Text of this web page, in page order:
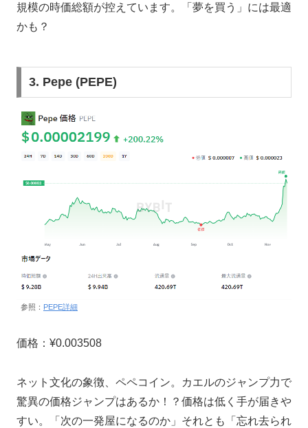
規模の時価総額が控えています。「夢を買う」には最適
かも？
3. Pepe (PEPE)
参照： PEPE詳細
価格：¥0.003508
ネット文化の象徴、ペペコイン。カエルのジャンプ力で
驚異の価格ジャンプはあるか！？価格は低く手が届きや
すい。「次の一発屋になるのか」それとも「忘れ去られ